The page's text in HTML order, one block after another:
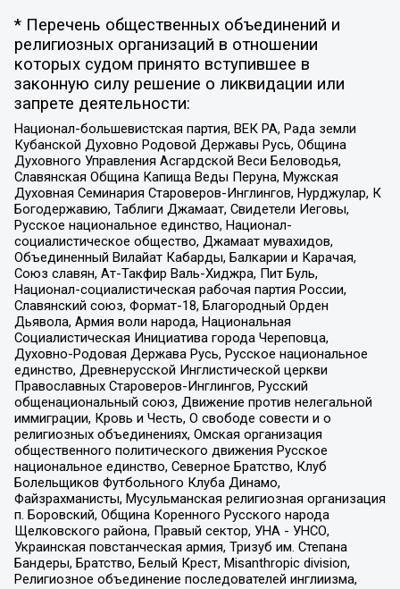
* Перечень общественных объединений и
религиозных организаций в отношении
которых судом принято вступившее в
законную силу решение о ликвидации или
запрете деятельности:
Национал-большевистская партия, ВЕК РА, Рада земли
Кубанской Духовно Родовой Державы Русь, Община
Духовного Управления Асгардской Веси Беловодья,
Славянская Община Капища Веды Перуна, Мужская
Духовная Семинария Староверов-Инглингов, Нурджулар, К
Богодержавию, Таблиги Джамаат, Свидетели Иеговы,
Русское национальное единство, Национал-
социалистическое общество, Джамаат мувахидов,
Объединенный Вилайат Кабарды, Балкарии и Карачая,
Союз славян, Ат-Такфир Валь-Хиджра, Пит Буль,
Национал-социалистическая рабочая партия России,
Славянский союз, Формат-18, Благородный Орден
Дьявола, Армия воли народа, Национальная
Социалистическая Инициатива города Череповца,
Духовно-Родовая Держава Русь, Русское национальное
единство, Древнерусской Инглистической церкви
Православных Староверов-Инглингов, Русский
общенациональный союз, Движение против нелегальной
иммиграции, Кровь и Честь, О свободе совести и о
религиозных объединениях, Омская организация
общественного политического движения Русское
национальное единство, Северное Братство, Клуб
Болельщиков Футбольного Клуба Динамо,
Файзрахманисты, Мусульманская религиозная организация
п. Боровский, Община Коренного Русского народа
Щелковского района, Правый сектор, УНА - УНСО,
Украинская повстанческая армия, Тризуб им. Степана
Бандеры, Братство, Белый Крест, Misanthropic division,
Религиозное объединение последователей инглиизма,